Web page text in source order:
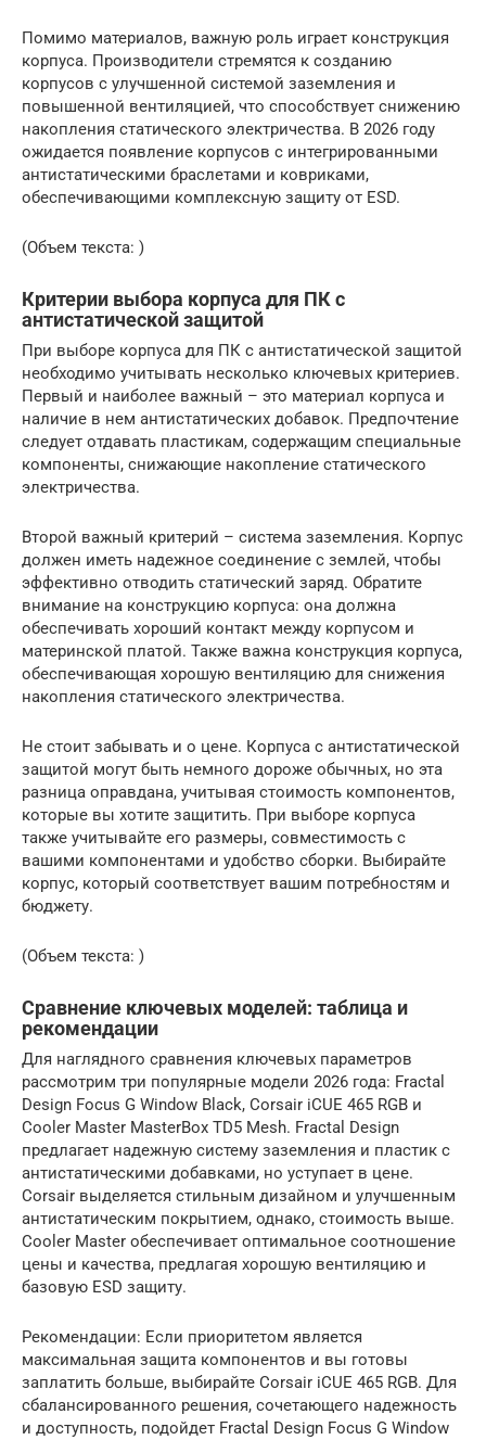
Помимо материалов, важную роль играет конструкция
корпуса. Производители стремятся к созданию
корпусов с улучшенной системой заземления и
повышенной вентиляцией, что способствует снижению
накопления статического электричества. В 2026 году
ожидается появление корпусов с интегрированными
антистатическими браслетами и ковриками,
обеспечивающими комплексную защиту от ESD.
(Объем текста: )
Критерии выбора корпуса для ПК с
антистатической защитой
При выборе корпуса для ПК с антистатической защитой
необходимо учитывать несколько ключевых критериев.
Первый и наиболее важный – это материал корпуса и
наличие в нем антистатических добавок. Предпочтение
следует отдавать пластикам, содержащим специальные
компоненты, снижающие накопление статического
электричества.
Второй важный критерий – система заземления. Корпус
должен иметь надежное соединение с землей, чтобы
эффективно отводить статический заряд. Обратите
внимание на конструкцию корпуса: она должна
обеспечивать хороший контакт между корпусом и
материнской платой. Также важна конструкция корпуса,
обеспечивающая хорошую вентиляцию для снижения
накопления статического электричества.
Не стоит забывать и о цене. Корпуса с антистатической
защитой могут быть немного дороже обычных, но эта
разница оправдана, учитывая стоимость компонентов,
которые вы хотите защитить. При выборе корпуса
также учитывайте его размеры, совместимость с
вашими компонентами и удобство сборки. Выбирайте
корпус, который соответствует вашим потребностям и
бюджету.
(Объем текста: )
Сравнение ключевых моделей: таблица и
рекомендации
Для наглядного сравнения ключевых параметров
рассмотрим три популярные модели 2026 года: Fractal
Design Focus G Window Black, Corsair iCUE 465 RGB и
Cooler Master MasterBox TD5 Mesh. Fractal Design
предлагает надежную систему заземления и пластик с
антистатическими добавками, но уступает в цене.
Corsair выделяется стильным дизайном и улучшенным
антистатическим покрытием, однако, стоимость выше.
Cooler Master обеспечивает оптимальное соотношение
цены и качества, предлагая хорошую вентиляцию и
базовую ESD защиту.
Рекомендации: Если приоритетом является
максимальная защита компонентов и вы готовы
заплатить больше, выбирайте Corsair iCUE 465 RGB. Для
сбалансированного решения, сочетающего надежность
и доступность, подойдет Fractal Design Focus G Window